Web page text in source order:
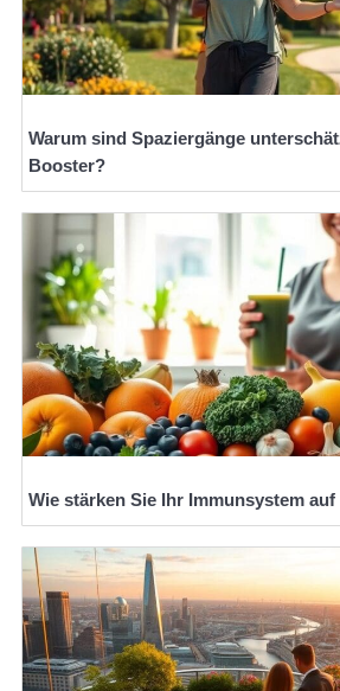
Warum sind Spaziergänge
Booster?
Wie stärken Sie Ihr Immunsystem